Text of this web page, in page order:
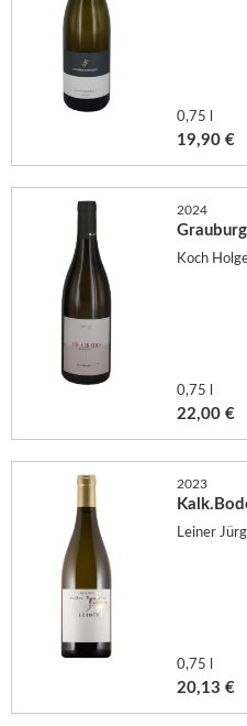
0,75 l
19,90 €
2024
Koch
0,75 l
22,00 €
2023
Leiner
0,75 l
20,13 €